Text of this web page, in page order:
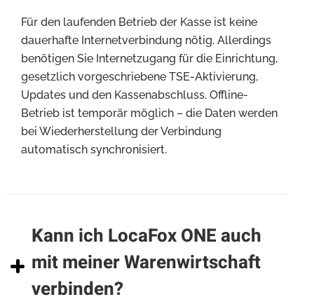
Für den laufenden Betrieb der Kasse ist keine
dauerhafte Internetverbindung nötig. Allerdings
benötigen Sie Internetzugang für die Einrichtung,
gesetzlich vorgeschriebene TSE-Aktivierung,
Updates und den Kassenabschluss. Offline-
Betrieb ist temporär möglich – die Daten werden
bei Wiederherstellung der Verbindung
automatisch synchronisiert.
Kann ich LocaFox ONE auch
mit meiner Warenwirtschaft
verbinden?